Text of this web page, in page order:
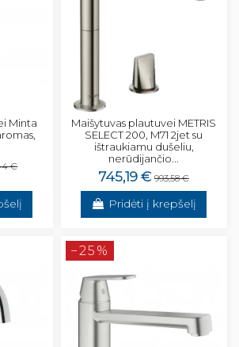
Minta
€
Maišytuvas plautuvei METRIS
SELECT 200, M71 2jet su
ištraukiamu dušeliu,
nerūdijančio...
745,19 € 993,58 €
Pridėti į krepšelį
−25%